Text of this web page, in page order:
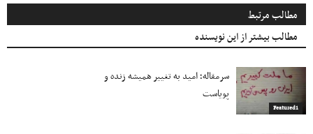
مطالب مرتبط
مطالب بیشتر از این نویسنده
Featured1
سرمقاله؛ امید به تغییر همیشه زنده و
پویاست